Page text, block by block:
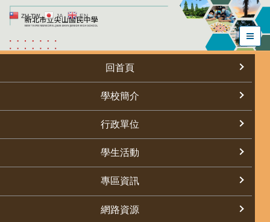
跳
到
要
區
ZH-TW JA EN
回首頁
學校簡介
行政單位
學生活動
專區資訊
網路資源